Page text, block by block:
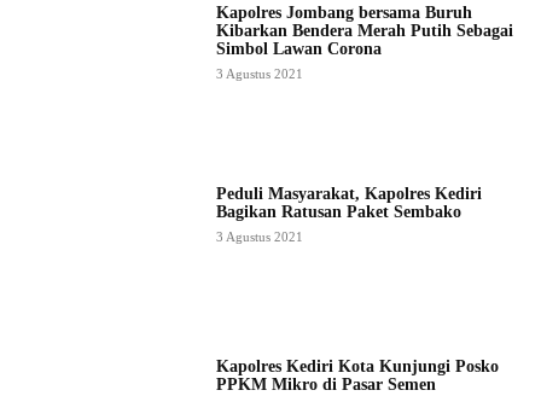
Kapolres Jombang bersama Buruh
Kibarkan Bendera Merah Putih Sebagai
Simbol Lawan Corona
3 Agustus 2021
Peduli Masyarakat, Kapolres Kediri
Bagikan Ratusan Paket Sembako
3 Agustus 2021
Kapolres Kediri Kota Kunjungi Posko
PPKM Mikro di Pasar Semen